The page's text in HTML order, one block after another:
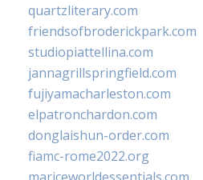
quartzliterary.com
friendsofbroderickpark.com
studiopiattellina.com
jannagrillspringfield.com
fujiyamacharleston.com
elpatronchardon.com
donglaishun-order.com
fiamc-rome2022.org